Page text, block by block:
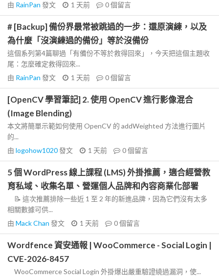
由 RainPan 發文 1 天前 0個留言
# [Backup] 備份界最常被跳過的一步：還原演練，以及
為什麼「沒演練過的備份」等於沒備份
這個系列第4篇聊過「有備份不等於救得回來」，今天把這個主題收
尾：怎麼確定救得回來...
由 RainPan 發文 1 天前 0個留言
[OpenCV 學習筆記] 2. 使用 OpenCV 進行影像混合
(Image Blending)
本文將簡單示範如何使用 OpenCV 的 addWeighted 方法進行圖片
的...
由 logohow1020發文 1 天前 0個留言
5 個 WordPress 線上課程 (LMS) 外掛推薦，適合經營教
育私域、收集名單、營運個人品牌和內容商業化部署
📝 這次推薦排除一些近 1 至 2 年的新進品牌，因為它們沒有太多
相關數據可供...
由 Mack Chan 發文 1 天前 0個留言
Wordfence 資安通報 | WooCommerce - Social Login |
CVE-2026-8457
WooCommerce Social Login 外掛爆出嚴重驗證繞過漏洞，使...